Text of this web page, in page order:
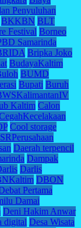
Penyuluhan
BKKBN BLT
Festival Borneo
Samarinda
Bripka Joko
BudayaKaltim
BUMD
Bupati Buruh
Kaltim Calon
Cool storage
Daerah terpencil
Dampak
Darlis
DBON
Pertama
Damai
Deni Hakim Anwar
digital Desa Wisata